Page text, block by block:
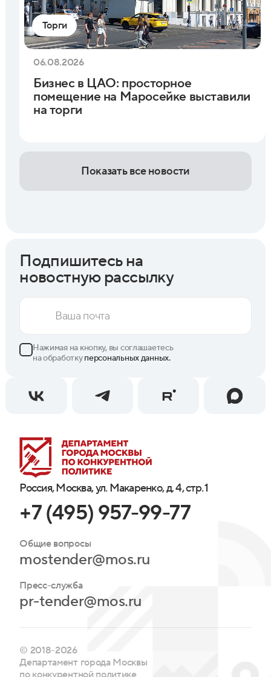
Торги
06.08.2026
Бизнес в ЦАО: просторное
помещение на Маросейке выставили
на торги
Показать все новости
Россия, Москва, ул. Макаренко, д. 4, стр. 1
+7 (495) 957-99-77
Общие вопросы
mostender@mos.ru
Пресс-служба
pr-tender@mos.ru
Подпишитесь на
новостную рассылку
Нажимая на кнопку, вы соглашаетесь
на обработкуперсональных данных.
© 2018-2026
Департамент города Москвы